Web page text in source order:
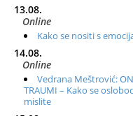
13.08.
Online
Kako se nositi s
14.08.
Online
Vedrana Meštrović:
TRAUMI – Kako se
mislite